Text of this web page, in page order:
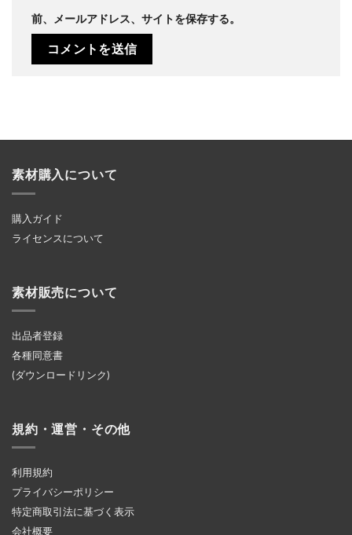
前、メールアドレス、サイトを保存する。
素材購入について
購入ガイド
ライセンスについて
素材販売について
出品者登録
各種同意書
(ダウンロードリンク)
規約・運営・その他
利用規約
プライバシーポリシー
特定商取引法に基づく表示
会社概要